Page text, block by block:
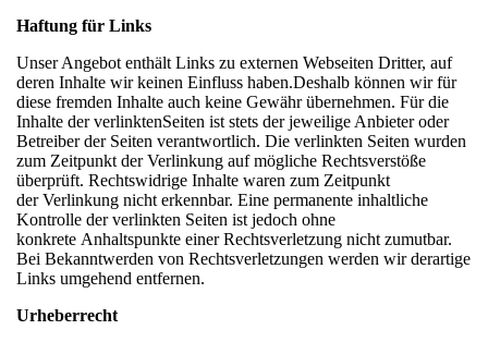
Haftung für Links
Unser Angebot enthält Links zu externen Webseiten Dritter, auf
deren Inhalte wir keinen Einfluss haben.Deshalb können wir für
diese fremden Inhalte auch keine Gewähr übernehmen. Für die
Inhalte der verlinktenSeiten ist stets der jeweilige Anbieter oder
Betreiber der Seiten verantwortlich. Die verlinkten Seiten wurden
zum Zeitpunkt der Verlinkung auf mögliche Rechtsverstöße
überprüft. Rechtswidrige Inhalte waren zum Zeitpunkt
der Verlinkung nicht erkennbar. Eine permanente inhaltliche
Kontrolle der verlinkten Seiten ist jedoch ohne
konkrete Anhaltspunkte einer Rechtsverletzung nicht zumutbar.
Bei Bekanntwerden von Rechtsverletzungen werden wir derartige
Links umgehend entfernen.
Urheberrecht